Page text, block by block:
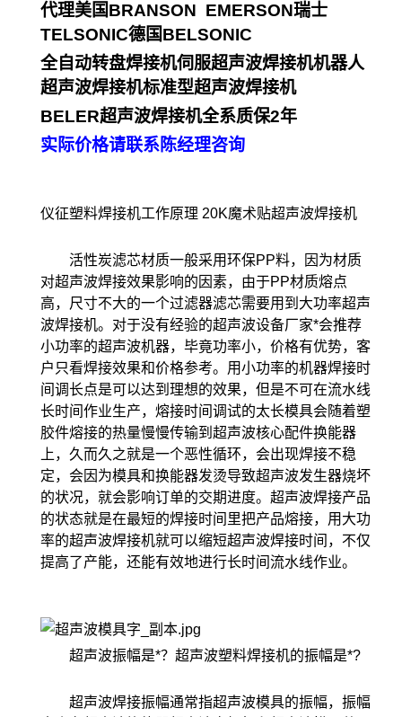
代理美国BRANSON EMERSON瑞士
TELSONIC德国BELSONIC
全自动转盘焊接机伺服超声波焊接机机器人
超声波焊接机标准型超声波焊接机
BELER超声波焊接机全系质保2年
实际价格请联系陈经理咨询
仪征塑料焊接机工作原理 20K魔术贴超声波焊接机
活性炭滤芯材质一般采用环保PP料，因为材质
对超声波焊接效果影响的因素，由于PP材质熔点
高，尺寸不大的一个过滤器滤芯需要用到大功率超声
波焊接机。对于没有经验的超声波设备厂家*会推荐
小功率的超声波机器，毕竟功率小，价格有优势，客
户只看焊接效果和价格参考。用小功率的机器焊接时
间调长点是可以达到理想的效果，但是不可在流水线
长时间作业生产，熔接时间调试的太长模具会随着塑
胶件熔接的热量慢慢传输到超声波核心配件换能器
上，久而久之就是一个恶性循环，会出现焊接不稳
定，会因为模具和换能器发烫导致超声波发生器烧坏
的状况，就会影响订单的交期进度。超声波焊接产品
的状态就是在最短的焊接时间里把产品熔接，用大功
率的超声波焊接机就可以缩短超声波焊接时间，不仅
提高了产能，还能有效地进行长时间流水线作业。
超声波振幅是*？超声波塑料焊接机的振幅是*?
超声波焊接振幅通常指超声波模具的振幅，振幅